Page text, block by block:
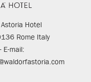
Hotel
Rome Italy
mail: